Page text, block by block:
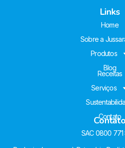
Links
Home
Sobre a
Produtos
Blog
Receitas
Serviços
Contato
Contato
SAC 0800 771